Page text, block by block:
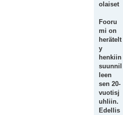
olaiset
Fooru
mi on
herätelt
y
henkiin
suunnil
leen
sen 20-
vuotisj
uhliin.
Edellis